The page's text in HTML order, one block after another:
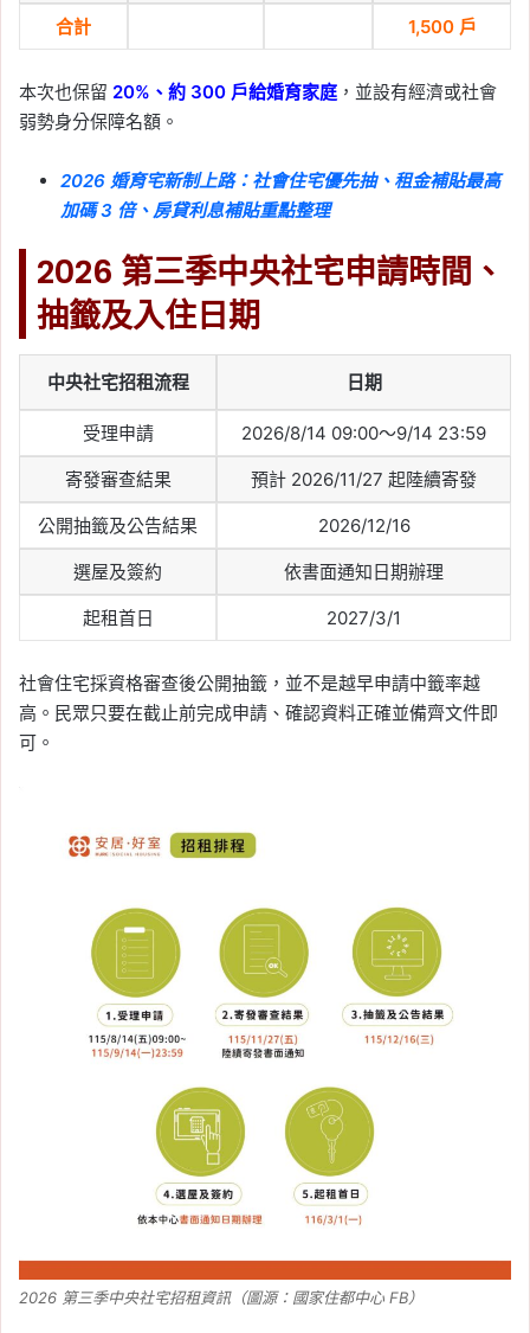
股市大跌會影響房市嗎？
信義房屋整理 6 次歷史經
Tag:信義 信義不動產評論 , 信義代銷
信義全球資產公司
2026-06-03
六都 5 月房市買氣回溫！
高雄月增 24% 領漲，央
行鬆綁後成屋市場人氣回
流
Tag:信義, 信義不動產評論, 信義代銷 ,
信義全球資產公司, 信義嘉學, 信義房屋
信義房屋不動產評論, 房價, 房市, 買房
2026-05-31
預售解約率近 4 年低於
2.5%，信義房屋示警：買
錯比解約更傷
Tag:信義, 信義不動產評論, 信義代銷
信義全球資產公司, 信義嘉學, 信義房屋
新低，中南部熱區首當其
Tag:信義 信義不動產評論, 信義代銷
信義全球資產公司
信義嘉學 ,
信義房屋不動產評論 , 房價, 房市
分析, 買房
合計 1,500 戶
本次也保留 20%、約 300 戶給婚育家庭 ，並設有經濟或社會
弱勢身分保障名額。
2026 婚育宅新制上路：社會住宅優先抽、租金補貼最高
加碼 3 倍、房貸利息補貼重點整理
2026 第三季中央社宅申請時間、
抽籤及入住日期
中央社宅招租流程 日期
受理申請 2026/8/14 09:00～9/14 23:59
寄發審查結果 預計 2026/11/27 起陸續寄發
公開抽籤及公告結果 2026/12/16
選屋及簽約 依書面通知日期辦理
起租首日 2027/3/1
社會住宅採資格審查後公開抽籤，並不是越早申請中籤率越
高。民眾只要在截止前完成申請、確認資料正確並備齊文件即
可。
2026 第三季中央社宅招租資訊（圖源：國家住都中心 FB）